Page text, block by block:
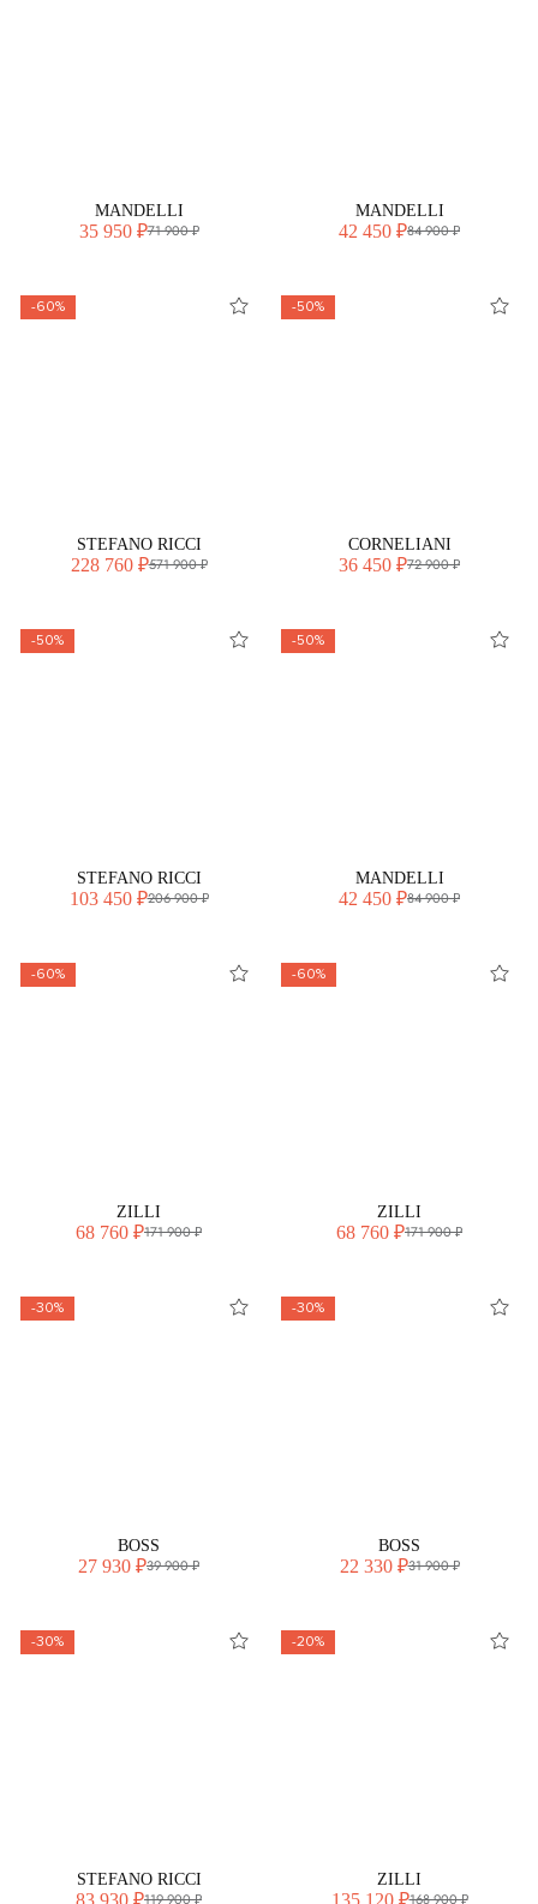
MANDELLI
35 950 ₽71 900 ₽
MANDELLI
42 450 ₽84 900 ₽
-60%
STEFANO RICCI
228 760 ₽571 900 ₽
-50%
CORNELIANI
36 450 ₽72 900 ₽
-50%
STEFANO RICCI
103 450 ₽206 900 ₽
-50%
MANDELLI
42 450 ₽84 900 ₽
-60%
ZILLI
68 760 ₽171 900 ₽
-60%
ZILLI
68 760 ₽171 900 ₽
-30%
BOSS
27 930 ₽39 900 ₽
-30%
BOSS
22 330 ₽31 900 ₽
-30%
STEFANO RICCI
83 930 ₽119 900 ₽
-20%
ZILLI
135 120 ₽168 900 ₽